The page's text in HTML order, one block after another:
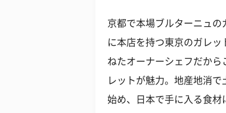
京都で本場ブルターニュの
に本店を持つ東京のガレ
ねたオーナーシェフだか
レットが魅力。地産地消
始め、日本で手に入る食材